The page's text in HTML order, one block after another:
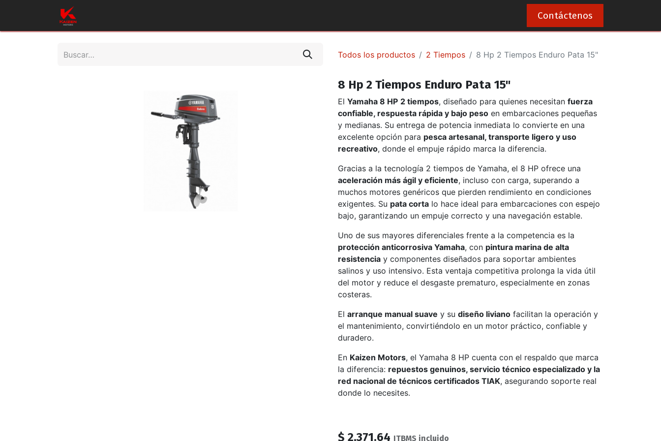
Contáctenos
Todos los productos 2 Tiempos 8 Hp 2 Tiempos Enduro Pata 15"
8 Hp 2 Tiempos Enduro Pata 15"
El Yamaha 8 HP 2 tiempos, diseñado para quienes necesitan fuerza
confiable, respuesta rápida y bajo peso en embarcaciones pequeñas
y medianas. Su entrega de potencia inmediata lo convierte en una
excelente opción para pesca artesanal, transporte ligero y uso
recreativo, donde el empuje rápido marca la diferencia.
Gracias a la tecnología 2 tiempos de Yamaha, el 8 HP ofrece una
aceleración más ágil y eficiente, incluso con carga, superando a
muchos motores genéricos que pierden rendimiento en condiciones
exigentes. Su pata corta lo hace ideal para embarcaciones con espejo
bajo, garantizando un empuje correcto y una navegación estable.
Uno de sus mayores diferenciales frente a la competencia es la
protección anticorrosiva Yamaha, con pintura marina de alta
resistencia y componentes diseñados para soportar ambientes
salinos y uso intensivo. Esta ventaja competitiva prolonga la vida útil
del motor y reduce el desgaste prematuro, especialmente en zonas
costeras.
El arranque manual suave y su diseño liviano facilitan la operación y
el mantenimiento, convirtiéndolo en un motor práctico, confiable y
duradero.
En Kaizen Motors, el Yamaha 8 HP cuenta con el respaldo que marca
la diferencia: repuestos genuinos, servicio técnico especializado y la
red nacional de técnicos certificados TIAK, asegurando soporte real
donde lo necesites.
$ 2,371.64 ITBMS incluido